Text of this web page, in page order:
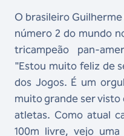
O brasileiro Guilherme
número 2 do mundo
tricampeão pan-
"Estou muito feliz de
dos Jogos. É um
muito grande ser
atletas. Como atual
100m livre, vejo